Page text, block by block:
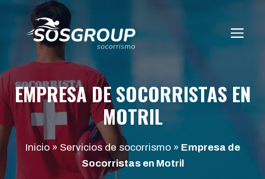
contenido
EMPRESA DE SOCORRISTAS EN
MOTRIL
Inicio» Servicios de socorrismo» Empresa de
Socorristas en Motril